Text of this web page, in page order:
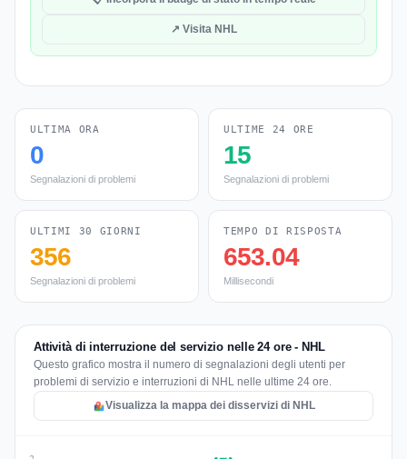
↗ Visita NHL
ULTIMA ORA
0
Segnalazioni di problemi
ULTIME 24 ORE
15
Segnalazioni di problemi
ULTIMI 30 GIORNI
356
Segnalazioni di problemi
TEMPO DI RISPOSTA
653.04
Millisecondi
Attività di interruzione del servizio nelle 24 ore - NHL
Questo grafico mostra il numero di segnalazioni degli utenti per
problemi di servizio e interruzioni di NHL nelle ultime 24 ore.
Visualizza la mappa dei disservizi di NHL